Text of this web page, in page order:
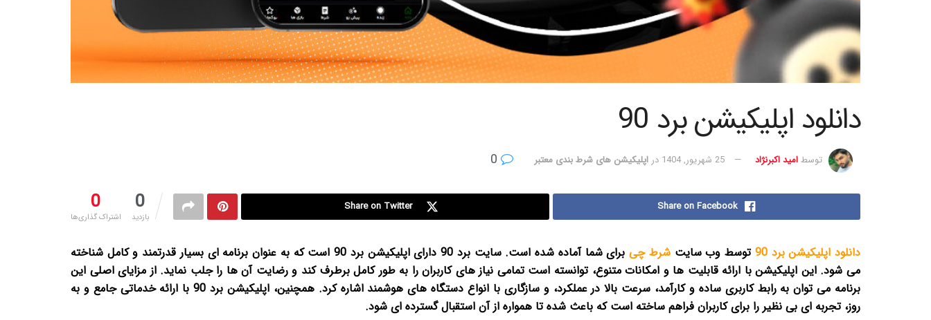
دانلود اپلیکیشن برد 90
توسطامید اکبرنژاد 25 شهریور, 1404 در اپلیکیشن های شرط بندی معتبر
0
اشتراک گذاری‌ها
0
بازدید
Share on Facebook
Share on Twitter
دانلود اپلیکیشن برد 90 توسط وب سایتشرط چیبرای شما آماده شده است.
سایت برد 90 دارای اپلیکیشن برد 90 است که به عنوان برنامه ای بسیار قدرتمند و کامل شناخته
می شود. این اپلیکیشن با ارائه قابلیت ها و امکانات متنوع، توانسته است تمامی نیاز های کاربران را به طور کامل برطرف کند و رضایت آن ها را جلب نماید. از مزایای اصلی این
برنامه می توان به رابط کاربری ساده و کارآمد، سرعت بالا در عملکرد، و سازگاری با انواع دستگاه های هوشمند اشاره کرد. همچنین، اپلیکیشن برد 90 با ارائه خدماتی جامع و به
روز، تجربه ای بی نظیر را برای کاربران فراهم ساخته است که باعث شده تا همواره از آن استقبال گسترده ای شود.